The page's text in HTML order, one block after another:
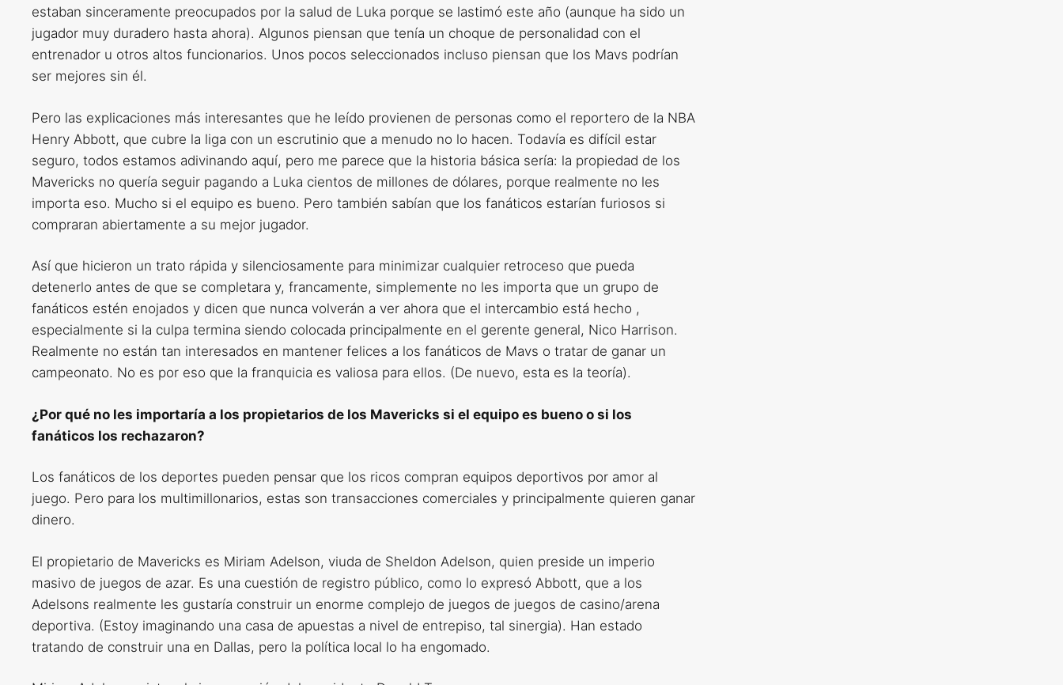
estaban sinceramente preocupados por la salud de Luka porque se lastimó este año (aunque ha sido un
jugador muy duradero hasta ahora). Algunos piensan que tenía un choque de personalidad con el
entrenador u otros altos funcionarios. Unos pocos seleccionados incluso piensan que los Mavs podrían
ser mejores sin él.
Pero las explicaciones más interesantes que he leído provienen de personas como el reportero de la NBA
Henry Abbott, que cubre la liga con un escrutinio que a menudo no lo hacen. Todavía es difícil estar
seguro, todos estamos adivinando aquí, pero me parece que la historia básica sería: la propiedad de los
Mavericks no quería seguir pagando a Luka cientos de millones de dólares, porque realmente no les
importa eso. Mucho si el equipo es bueno. Pero también sabían que los fanáticos estarían furiosos si
compraran abiertamente a su mejor jugador.
Así que hicieron un trato rápida y silenciosamente para minimizar cualquier retroceso que pueda
detenerlo antes de que se completara y, francamente, simplemente no les importa que un grupo de
fanáticos estén enojados y dicen que nunca volverán a ver ahora que el intercambio está hecho ,
especialmente si la culpa termina siendo colocada principalmente en el gerente general, Nico Harrison.
Realmente no están tan interesados ​​en mantener felices a los fanáticos de Mavs o tratar de ganar un
campeonato. No es por eso que la franquicia es valiosa para ellos. (De nuevo, esta es la teoría).
¿Por qué no les importaría a los propietarios de los Mavericks si el equipo es bueno o si los
fanáticos los rechazaron?
Los fanáticos de los deportes pueden pensar que los ricos compran equipos deportivos por amor al
juego. Pero para los multimillonarios, estas son transacciones comerciales y principalmente quieren ganar
dinero.
El propietario de Mavericks es Miriam Adelson, viuda de Sheldon Adelson, quien preside un imperio
masivo de juegos de azar. Es una cuestión de registro público, como lo expresó Abbott, que a los
Adelsons realmente les gustaría construir un enorme complejo de juegos de juegos de casino/arena
deportiva. (Estoy imaginando una casa de apuestas a nivel de entrepiso, tal sinergia). Han estado
tratando de construir una en Dallas, pero la política local lo ha engomado.